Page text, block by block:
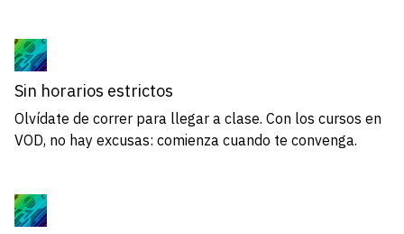
Sin horarios estrictos
Olvídate de correr para llegar a clase. Con los cursos en
VOD, no hay excusas: comienza cuando te convenga.